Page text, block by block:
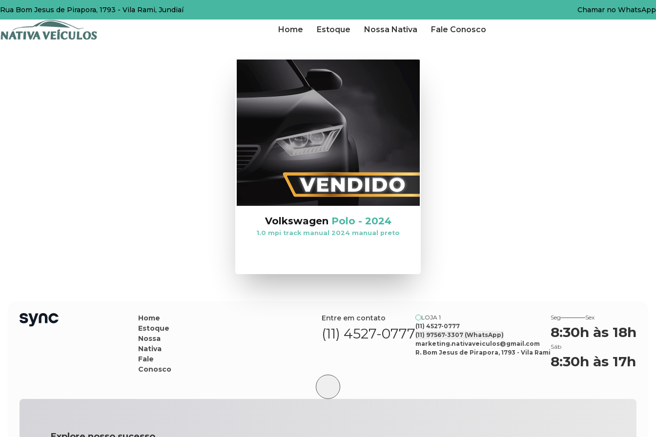
Rua Bom Jesus de Pirapora, 1793 - Vila Rami, Jundiaí Chamar no WhatsApp
Home Estoque Nossa Nativa Fale Conosco
Volkswagen Polo - 2024
1.0 mpi track manual 2024 manual preto
Home
Estoque
Nossa
Nativa
Fale
Conosco
Entre em contato
(11) 4527-0777
LOJA 1
(11) 4527-0777
(11) 97567-3307 (WhatsApp)
marketing.nativaveiculos@gmail.com
R. Bom Jesus de Pirapora, 1793 - Vila Rami
Seg Sex
8:30h às 18h
Sáb
8:30h às 17h